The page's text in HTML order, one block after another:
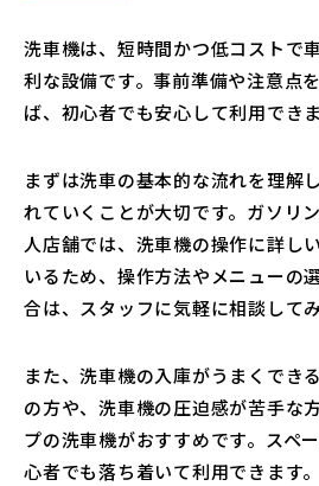
洗車機は、短時間かつ低コストで
利な設備です。事前準備や注意点
ば、初心者でも安心して利用できま
まずは洗車の基本的な流れを理解
れていくことが大切です。ガソリ
人店舗では、洗車機の操作に詳し
いるため、操作方法やメニューの
合は、スタッフに気軽に相談してみ
また、洗車機の入庫がうまくでき
の方や、洗車機の圧迫感が苦手な
プの洗車機がおすすめです。スペ
心者でも落ち着いて利用できます。